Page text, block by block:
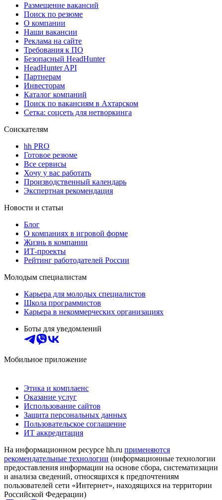
Размещение вакансий
Поиск по резюме
О компании
Наши вакансии
Реклама на сайте
Требования к ПО
Безопасный HeadHunter
HeadHunter API
Партнерам
Инвесторам
Каталог компаний
Поиск по вакансиям в Ахтарском
Сетка: соцсеть для нетворкинга
Соискателям
hh PRO
Готовое резюме
Все сервисы
Хочу у вас работать
Производственный календарь
Экспертная рекомендация
Новости и статьи
Блог
О компаниях в игровой форме
Жизнь в компании
ИТ-проекты
Рейтинг работодателей России
Молодым специалистам
Карьера для молодых специалистов
Школа программистов
Карьера в некоммерческих организациях
Боты для уведомлений
Мобильное приложение
Этика и комплаенс
Оказание услуг
Использование сайтов
Защита персональных данных
Пользовательское соглашение
ИТ аккредитация
На информационном ресурсе hh.ru применяются
рекомендательные технологии (информационные технологии
предоставления информации на основе сбора, систематизации
и анализа сведений, относящихся к предпочтениям
пользователей сети «Интернет», находящихся на территории
Российской Федерации)